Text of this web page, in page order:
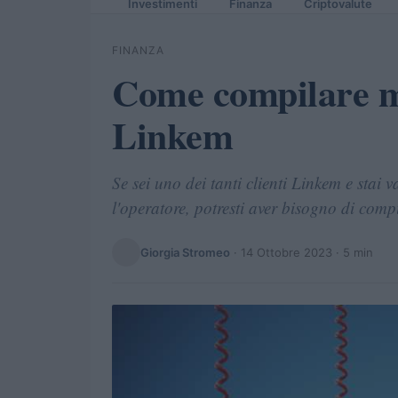
Investimenti Finanza Criptovalute
FINANZA
Come compilare
Linkem
Se sei uno dei tanti clienti Linkem e stai
l'operatore, potresti aver bisogno di
Giorgia Stromeo · 14 Ottobre 2023 · 5 min